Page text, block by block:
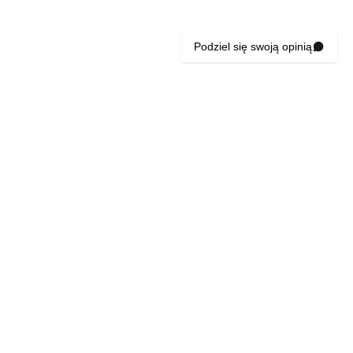
Podziel się swoją opinią